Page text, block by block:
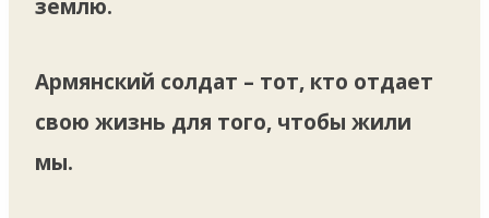
землю.
Армянский солдат – тот, кто отдает
свою жизнь для того, чтобы жили
мы.